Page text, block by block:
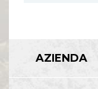
AZIENDA